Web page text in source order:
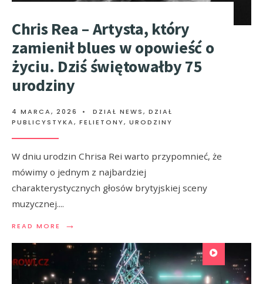
Chris Rea – Artysta, który
zamienił blues w opowieść o
życiu. Dziś świętowałby 75
urodziny
4 MARCA, 2026 • DZIAŁ NEWS, DZIAŁ
PUBLICYSTYKA, FELIETONY, URODZINY
W dniu urodzin Chrisa Rei warto przypomnieć, że
mówimy o jednym z najbardziej
charakterystycznych głosów brytyjskiej sceny
muzycznej....
READ MORE →